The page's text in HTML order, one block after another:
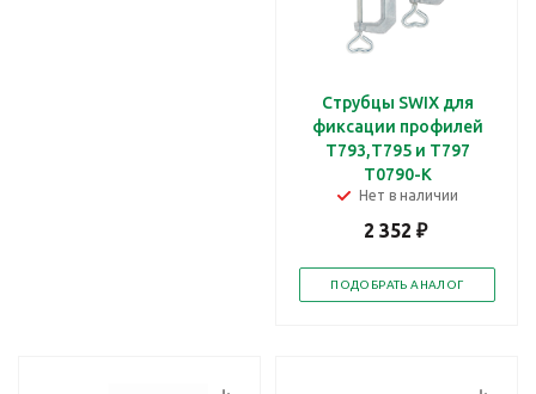
Струбцы SWIX для
фиксации профилей
Т793,Т795 и Т797
Т0790-К
Нет в наличии
2 352 ₽
ПОДОБРАТЬ АНАЛОГ